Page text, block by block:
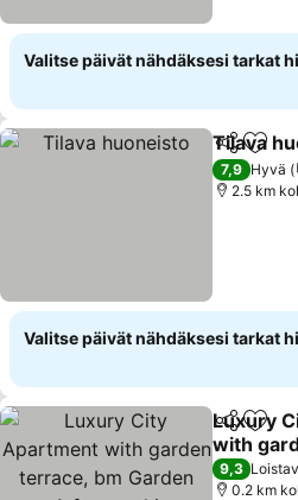
Valitse päivät nähdäksesi tarkat
Jaa
Tilava
7,9 Hyvä
2.5 km
Valitse päivät nähdäksesi tarkat
Jaa
Luxury
with
Garden
Katso
9,3
0.2 km